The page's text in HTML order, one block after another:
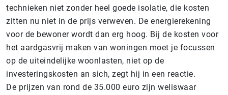
technieken niet zonder heel goede isolatie, die kosten
zitten nu niet in de prijs verweven. De energierekening
voor de bewoner wordt dan erg hoog. Bij de kosten voor
het aardgasvrij maken van woningen moet je focussen
op de uiteindelijke woonlasten, niet op de
investeringskosten an sich, zegt hij in een reactie.
De prijzen van rond de 35.000 euro zijn weliswaar